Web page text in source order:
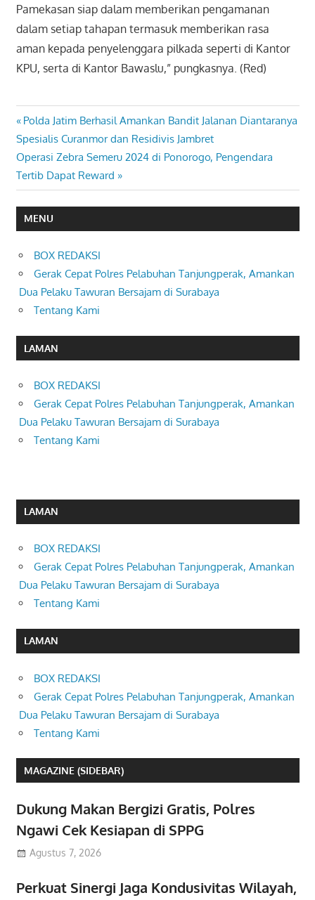
Pamekasan siap dalam memberikan pengamanan
dalam setiap tahapan termasuk memberikan rasa
aman kepada penyelenggara pilkada seperti di Kantor
KPU, serta di Kantor Bawaslu,” pungkasnya. (Red)
Navigasi
pos
Previous
Post:
Polda Jatim Berhasil Amankan Bandit Jalanan Diantaranya
Spesialis Curanmor dan Residivis Jambret
Next
Post:
Operasi Zebra Semeru 2024 di Ponorogo, Pengendara
Tertib Dapat Reward
MENU
BOX REDAKSI
Gerak Cepat Polres Pelabuhan Tanjungperak, Amankan
Dua Pelaku Tawuran Bersajam di Surabaya
Tentang Kami
LAMAN
BOX REDAKSI
Gerak Cepat Polres Pelabuhan Tanjungperak, Amankan
Dua Pelaku Tawuran Bersajam di Surabaya
Tentang Kami
LAMAN
BOX REDAKSI
Gerak Cepat Polres Pelabuhan Tanjungperak, Amankan
Dua Pelaku Tawuran Bersajam di Surabaya
Tentang Kami
LAMAN
BOX REDAKSI
Gerak Cepat Polres Pelabuhan Tanjungperak, Amankan
Dua Pelaku Tawuran Bersajam di Surabaya
Tentang Kami
MAGAZINE (SIDEBAR)
Dukung Makan Bergizi Gratis, Polres
Ngawi Cek Kesiapan di SPPG
Agustus 7, 2026
Perkuat Sinergi Jaga Kondusivitas Wilayah,